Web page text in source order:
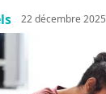
22 décembre 2025